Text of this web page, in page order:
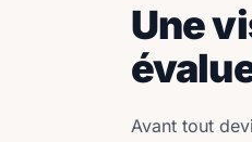
Une
Avant tout